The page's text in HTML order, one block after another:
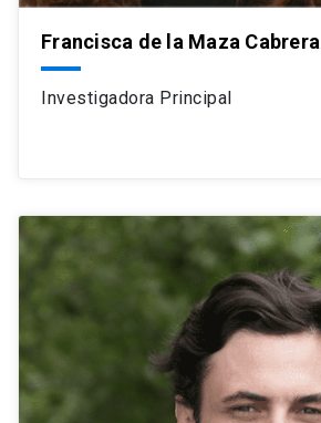
Francisca de la Maza Cabrera
Investigadora Principal